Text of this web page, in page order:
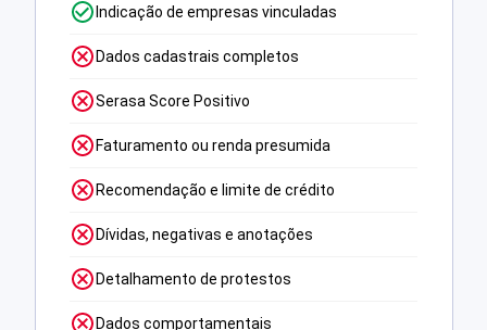
Indicação de empresas vinculadas
Dados cadastrais completos
Serasa Score Positivo
Faturamento ou renda presumida
Recomendação e limite de crédito
Dívidas, negativas e anotações
Detalhamento de protestos
Dados comportamentais